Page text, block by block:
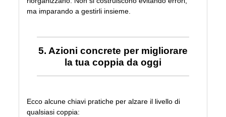
ma imparando a gestirli insieme.
5. Azioni concrete per migliorare
la tua coppia da oggi
Ecco alcune chiavi pratiche per alzare il livello di
qualsiasi coppia: